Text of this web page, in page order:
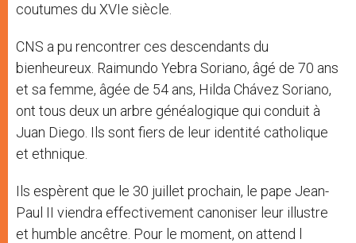
coutumes du XVIe siècle.
CNS a pu rencontrer ces descendants du
bienheureux. Raimundo Yebra Soriano, âgé de 70 ans
et sa femme, âgée de 54 ans, Hilda Chávez Soriano,
ont tous deux un arbre généalogique qui conduit à
Juan Diego. Ils sont fiers de leur identité catholique
et ethnique.
Ils espèrent que le 30 juillet prochain, le pape Jean-
Paul II viendra effectivement canoniser leur illustre
et humble ancêtre. Pour le moment, on attend l